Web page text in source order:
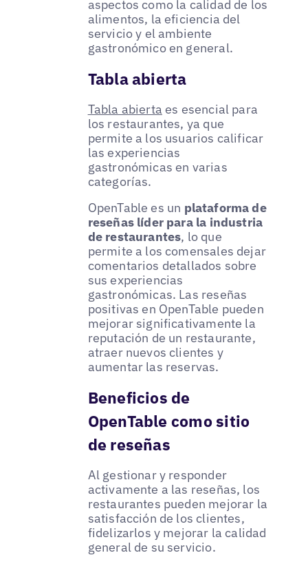
aspectos como la calidad de los
alimentos, la eficiencia del
servicio y el ambiente
gastronómico en general.
Tabla abierta
Tabla abierta es esencial para
los restaurantes, ya que
permite a los usuarios calificar
las experiencias
gastronómicas en varias
categorías.
OpenTable es un plataforma de
reseñas líder para la industria
de restaurantes, lo que
permite a los comensales dejar
comentarios detallados sobre
sus experiencias
gastronómicas. Las reseñas
positivas en OpenTable pueden
mejorar significativamente la
reputación de un restaurante,
atraer nuevos clientes y
aumentar las reservas.
Beneficios de
OpenTable como sitio
de reseñas
Al gestionar y responder
activamente a las reseñas, los
restaurantes pueden mejorar la
satisfacción de los clientes,
fidelizarlos y mejorar la calidad
general de su servicio.